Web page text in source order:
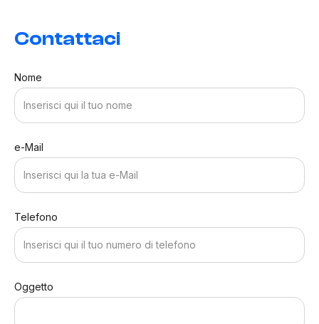
Contattaci
Nome
e-Mail
Telefono
Oggetto